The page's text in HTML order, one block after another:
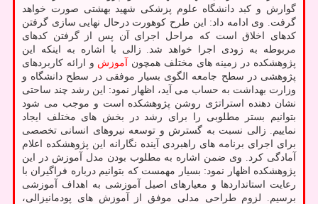
گوارش و کبد دانشگاه علوم پزشکی شهید بهشتی صورت خواهد
گرفت. وی ادامه داد: این طرح کوهورت درحال نهایی سازی گرفتن
کدهای اخلاق است که مراحل اجرای آن پس از گرفتن کدهای
مربوطه به زودی اجرا خواهد شد. زالی با اشاره به اینکه این
پژوهشکده در زمینه های مختلف همچون آموزش و ارائه کاربردهای
پژوهشی در سطح جامعه الگوی بسیار موفقی در سطح دانشگاه و
وزارت بهداشت به حساب می آید، اظهار نمود: این رشد چند ساحتی
نشان دهنده استراتژی روشن پژوهشکده است و موجب می شود
بتوانیم بستر مطلوبی را برای رشد در بخش های مختلف ایجاد
نماییم. زالی نسبت به گسترش و توسعه نیروهای انسانی تخصصی
برای اجرای برنامه های راهبردی آینده نگارانه این پژوهشکده اعلام
آمادگی کرد. وی ضمن اشاره به مطلوب بودن مدل آموزش در این
پژوهشکده اظهار نمود: بسیار مهمست که بتوانیم درباره فراگیران با
رعایت استانداردها و معیارهای اصیل آموزشی به اهداف آموزشی
برسیم. لزوم طراحی مدلی موفق از آموزش های پودمانیزالی،